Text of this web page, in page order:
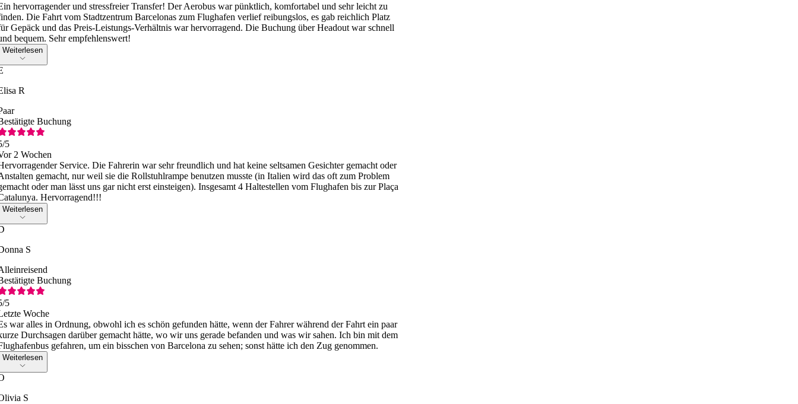
hervorragender und stressfreier Transfer! Der Aerobus war pünktlich, komfortabel und sehr leicht zu
Die Fahrt vom Stadtzentrum Barcelonas zum Flughafen verlief reibungslos, es gab reichlich Platz
Gepäck und das Preis-Leistungs-Verhältnis war hervorragend. Die Buchung über Headout war schnell
bequem. Sehr empfehlenswert!
Weiterlesen
R
Buchung
/5
2 Wochen
Service. Die Fahrerin war sehr freundlich und hat keine seltsamen Gesichter gemacht oder
gemacht, nur weil sie die Rollstuhlrampe benutzen musste (in Italien wird das oft zum Problem
oder man lässt uns gar nicht erst einsteigen). Insgesamt 4 Haltestellen vom Flughafen bis zur Plaça
Hervorragend!!!
Weiterlesen
S
Buchung
/5
Woche
war alles in Ordnung, obwohl ich es schön gefunden hätte, wenn der Fahrer während der Fahrt ein paar
Durchsagen darüber gemacht hätte, wo wir uns gerade befanden und was wir sahen. Ich bin mit dem
gefahren, um ein bisschen von Barcelona zu sehen; sonst hätte ich den Zug genommen.
Weiterlesen
S